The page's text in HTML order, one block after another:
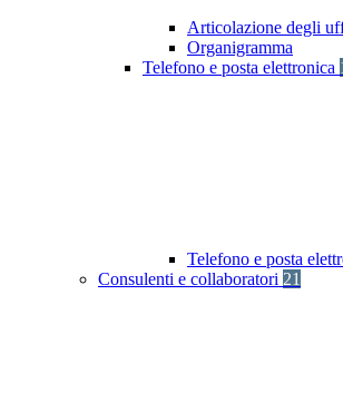
Articolazione degli
Organigramma
Telefono e posta elettronica
Telefono e posta
Consulenti e collaboratori 21